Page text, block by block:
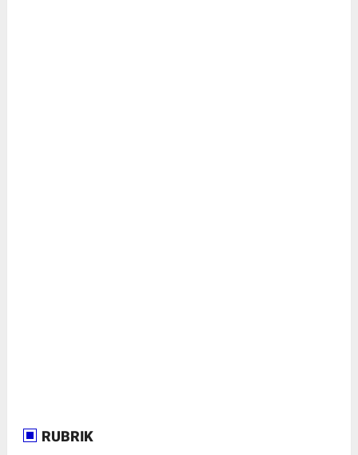
RUBRIK